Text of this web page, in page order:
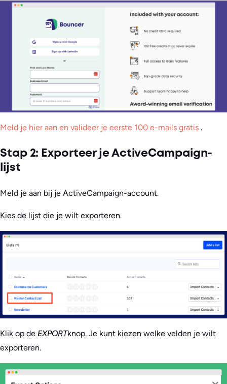
Meld je hier aan en valideer je eerste 100 e-mails gratis .
Stap 2: Exporteer je ActiveCampaign-
lijst
Meld je aan bij je ActiveCampaign-account.
Kies de lijst die je wilt exporteren.
Klik op de EXPORTknop. Je kunt kiezen welke velden je wilt
exporteren.